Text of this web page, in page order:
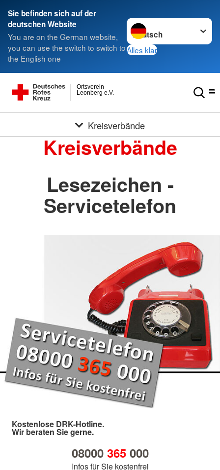
Sie befinden sich auf der
deutschen Website
You are on the German website,
you can use the switch to switch to
the English one
Sprache wechseln zu
Alles klar
Leonberg e.V.
Ortsverein
Kreisverbände
Kreisverbände
Lesezeichen -
Servicetelefon
Kostenlose DRK-Hotline.
Wir beraten Sie gerne.
08000 365000
Infos für Sie kostenfrei